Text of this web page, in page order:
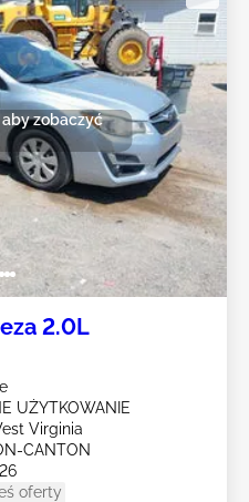
zobaczyć
2.0L
UŻYTKOWANIE
Virginia
CANTON
oferty